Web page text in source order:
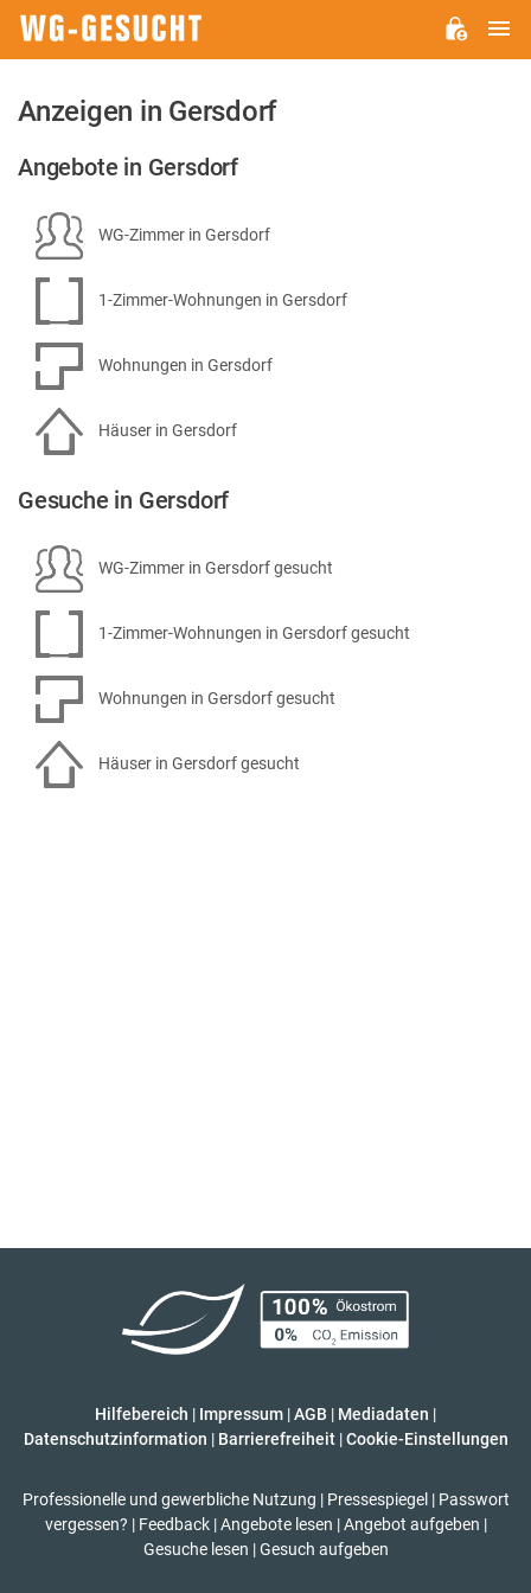
Anzeigen in Gersdorf
Angebote in Gersdorf
WG-Zimmer in Gersdorf
1-Zimmer-Wohnungen in Gersdorf
Wohnungen in Gersdorf
Häuser in Gersdorf
Gesuche in Gersdorf
WG-Zimmer in Gersdorf gesucht
1-Zimmer-Wohnungen in Gersdorf gesucht
Wohnungen in Gersdorf gesucht
Häuser in Gersdorf gesucht
Hilfebereich | Impressum |AGB | Mediadaten |
Datenschutzinformation | Barrierefreiheit | Cookie-Einstellungen
Professionelle und gewerbliche Nutzung | Pressespiegel | Passwort
vergessen? | Feedback | Angebote lesen | Angebot aufgeben |
Gesuche lesen | Gesuch aufgeben